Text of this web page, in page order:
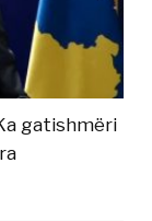
gatishmëri